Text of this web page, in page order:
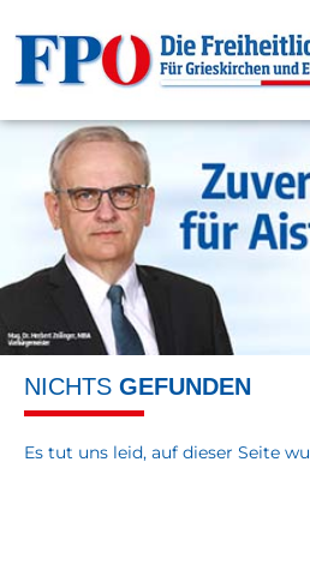
NICHTS GEFUNDEN
Es tut uns leid, auf dieser Seite